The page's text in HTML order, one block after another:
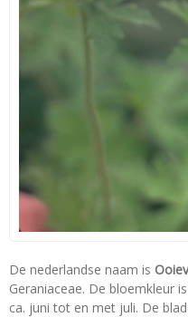
De nederlandse naam is
Geraniaceae. De bloemkleur
ca. juni tot en met juli. De